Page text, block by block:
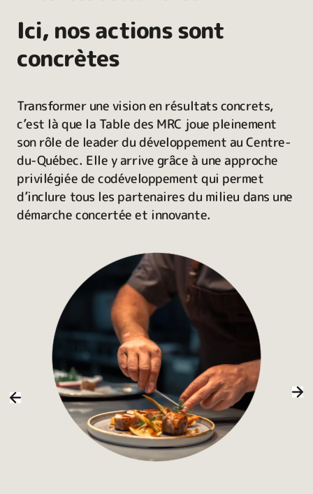
Ici, nos actions sont
concrètes
Transformer une vision en résultats concrets,
c’est là que la Table des MRC joue pleinement
son rôle de leader du développement au Centre-
du-Québec. Elle y arrive grâce à une approche
privilégiée de codéveloppement qui permet
d’inclure tous les partenaires du milieu dans une
démarche concertée et innovante.